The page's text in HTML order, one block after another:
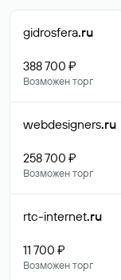
gidrosfera.ru
388 700 ₽
Возможен торг
webdesigners.ru
258 700 ₽
Возможен торг
rtc-internet.ru
11 700 ₽
Возможен торг